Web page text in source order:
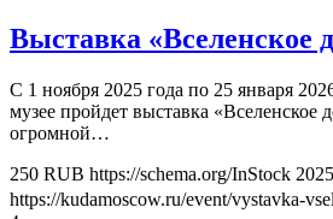
Выставка «Вселенское
С 1 ноября 2025 года по 25 января
музее пройдет выставка
огромной…
250 RUB https://schema.org/InStock
https://kudamoscow.ru/event/vystavka-